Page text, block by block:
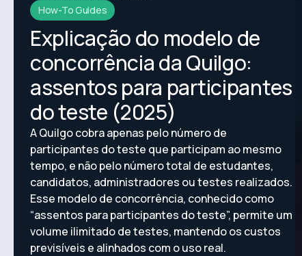
How-To Guides
Explicação do modelo de
concorrência da Quilgo:
assentos para participantes
do teste (2025)
A Quilgo cobra apenas pelo número de
participantes do teste que participam ao mesmo
tempo, e não pelo número total de estudantes,
candidatos, administradores ou testes realizados.
Esse modelo de concorrência, conhecido como
“assentos para participantes do teste”, permite um
volume ilimitado de testes, mantendo os custos
previsíveis e alinhados com o uso real.